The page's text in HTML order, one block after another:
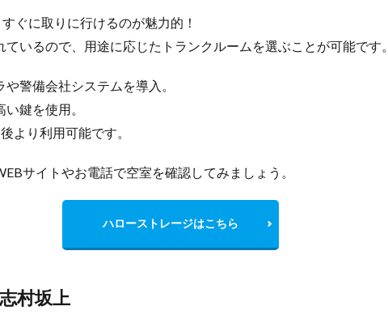
ぐに取りに行けるのが魅力的！
いるので、用途に応じたトランクルームを選ぶことが可能です。
や警備会社システムを導入。
鍵を使用。
より利用可能です。
サイトやお電話で空室を確認してみましょう。
ハローストレージはこちら
村坂上